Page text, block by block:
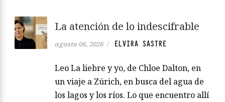
La atención de lo indescifrable
agosto 06, 2026 / ELVIRA SASTRE
Leo La liebre y yo, de Chloe Dalton, en
un viaje a Zúrich, en busca del agua de
los lagos y los ríos. Lo que encuentro allí